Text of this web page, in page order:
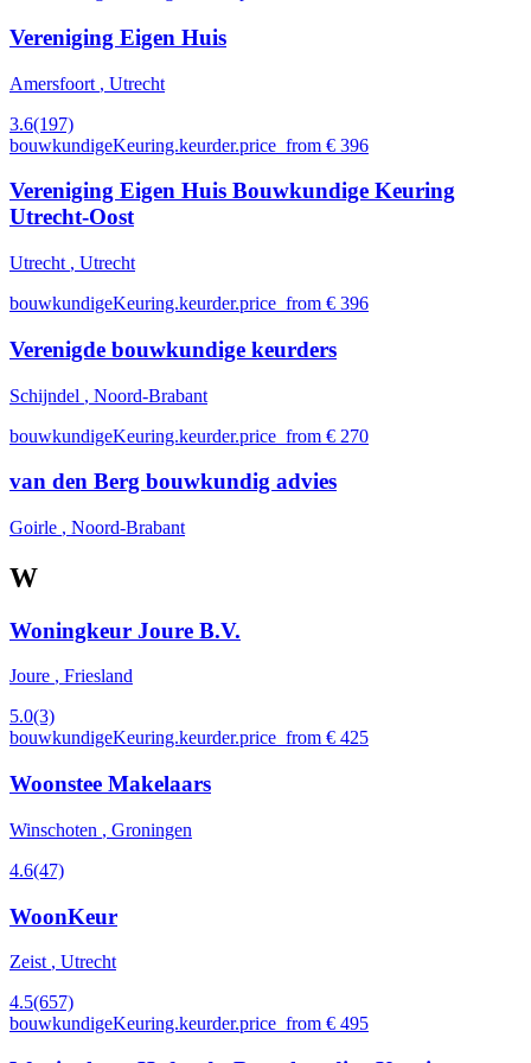
Vereniging Eigen Huis
Amersfoort , Utrecht
3.6(197)
bouwkundigeKeuring.keurder.price_from € 396
Vereniging Eigen Huis Bouwkundige Keuring
Utrecht-Oost
Utrecht , Utrecht
bouwkundigeKeuring.keurder.price_from € 396
Verenigde bouwkundige keurders
Schijndel , Noord-Brabant
bouwkundigeKeuring.keurder.price_from € 270
van den Berg bouwkundig advies
Goirle , Noord-Brabant
W
Woningkeur Joure B.V.
Joure , Friesland
5.0(3)
bouwkundigeKeuring.keurder.price_from € 425
Woonstee Makelaars
Winschoten , Groningen
4.6(47)
WoonKeur
Zeist , Utrecht
4.5(657)
bouwkundigeKeuring.keurder.price_from € 495